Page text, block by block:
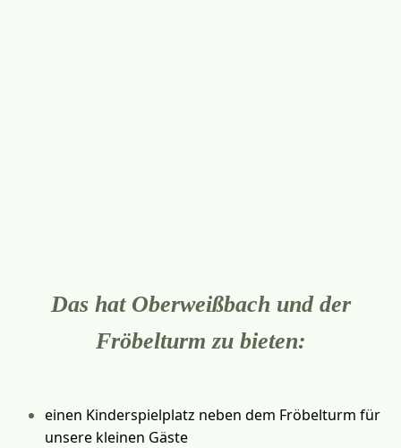
Das hat Oberweißbach und der
Fröbelturm zu bieten:
einen Kinderspielplatz neben dem Fröbelturm für
unsere kleinen Gäste